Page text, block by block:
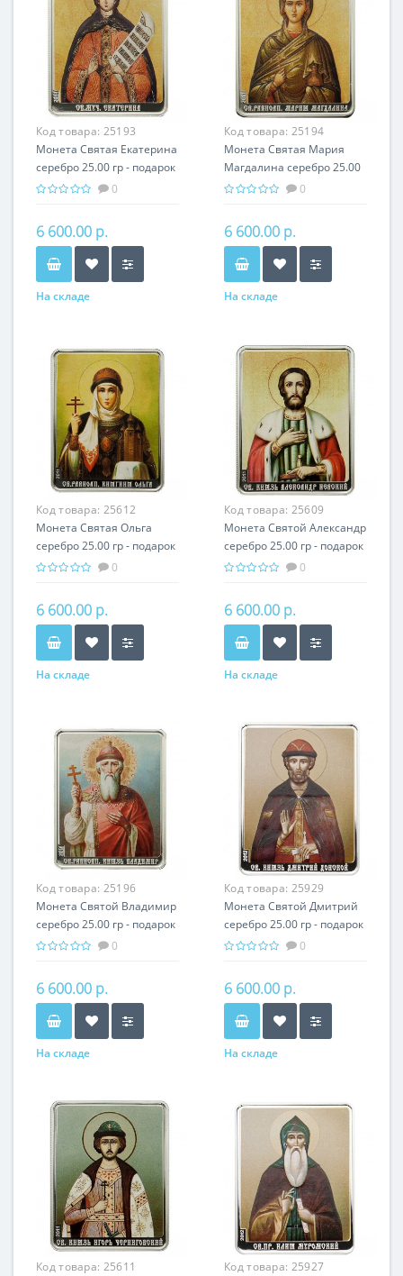
Код товара: 25193
Монета Святая Екатерина
серебро 25.00 гр - подарок
икона имени0
6 600.00 р.
На складе
Код товара: 25194
Монета Святая Мария
Магдалина серебро 25.00
гр - подарок икона имени
0
6 600.00 р.
На складе
Код товара: 25612
Монета Святая Ольга
серебро 25.00 гр - подарок
икона имени0
6 600.00 р.
На складе
Код товара: 25609
Монета Святой Александр
серебро 25.00 гр - подарок
икона имени0
6 600.00 р.
На складе
Код товара: 25196
Монета Святой Владимир
серебро 25.00 гр - подарок
икона имени0
6 600.00 р.
На складе
Код товара: 25929
Монета Святой Дмитрий
серебро 25.00 гр - подарок
икона имени0
6 600.00 р.
На складе
Код товара: 25611
Код товара: 25927